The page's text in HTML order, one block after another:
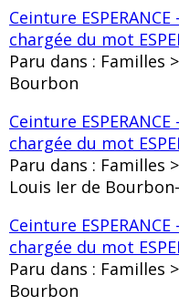
Ceinture
chargée du mot
Paru dans : Familles
Bourbon
Ceinture
chargée du mot
Paru dans : Familles
Louis Ier de
Ceinture
chargée du mot
Paru dans : Familles
Bourbon